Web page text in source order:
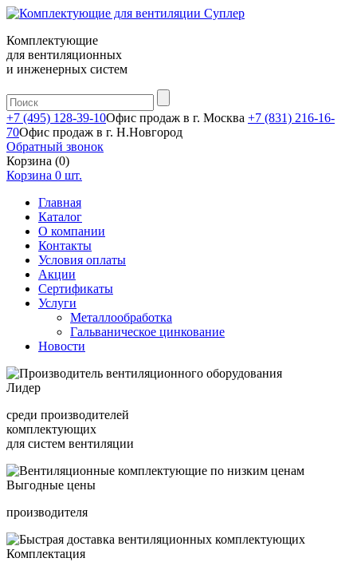
Комплектующие
для вентиляционных
и инженерных систем
+7 (495) 128-39-10Офис продаж в г. Москва +7 (831) 216-16-
70Офис продаж в г. Н.Новгород
Обратный звонок
Корзина (0)
Корзина 0 шт.
Главная
Каталог
О компании
Контакты
Условия оплаты
Акции
Сертификаты
Услуги
Металлообработка
Гальваническое цинкование
Новости
Лидер
среди производителей
комплектующих
для систем вентиляции
Выгодные цены
производителя
Комплектация